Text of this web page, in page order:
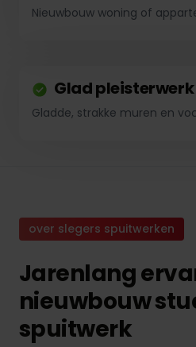
Nieuwbouw woning of
Glad pleisterwerk
Gladde, strakke muren en
over slegers spuitwerken
Jarenlang
nieuwbouw
spuitwerk